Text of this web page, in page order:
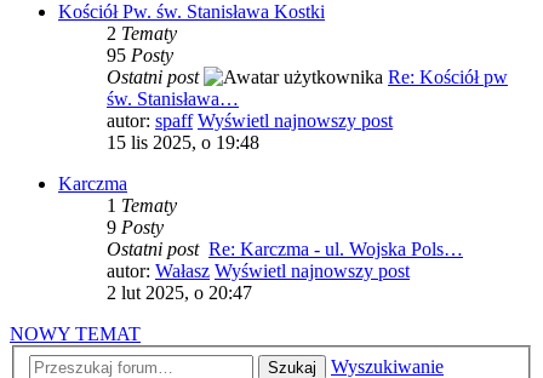
Kościół Pw. św. Stanisława Kostki
2 Tematy
95 Posty
Ostatni post
Re: Kościół pw
św. Stanisława…
autor: spaff Wyświetl najnowszy post
15 lis 2025, o 19:48
Karczma
1 Tematy
9 Posty
Ostatni post Re: Karczma - ul. Wojska Pols…
autor: Wałasz Wyświetl najnowszy post
2 lut 2025, o 20:47
NOWY TEMAT
Szukaj
Wyszukiwanie